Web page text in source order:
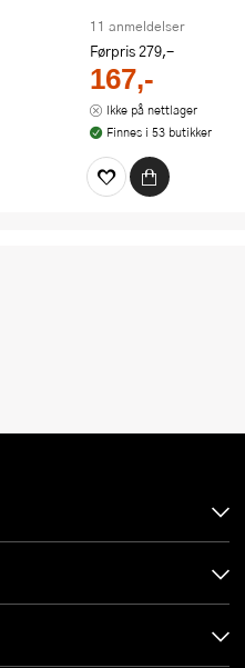
11 anmeldelser
Førpris279,-
167,-
Ikke på nettlager
Finnes i 53 butikker